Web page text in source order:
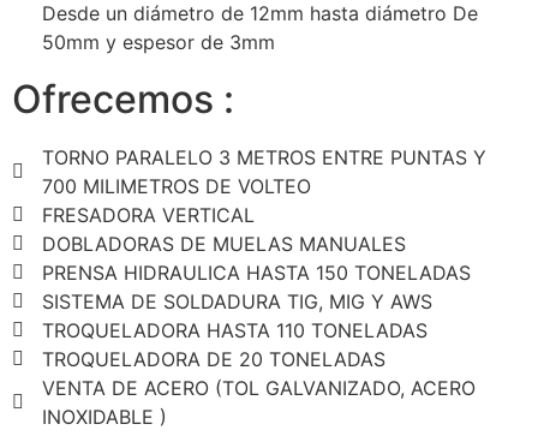
Desde un diámetro de 12mm hasta diámetro De
50mm y espesor de 3mm
Ofrecemos :
TORNO PARALELO 3 METROS ENTRE PUNTAS Y
700 MILIMETROS DE VOLTEO
FRESADORA VERTICAL
DOBLADORAS DE MUELAS MANUALES
PRENSA HIDRAULICA HASTA 150 TONELADAS
SISTEMA DE SOLDADURA TIG, MIG Y AWS
TROQUELADORA HASTA 110 TONELADAS
TROQUELADORA DE 20 TONELADAS
VENTA DE ACERO (TOL GALVANIZADO, ACERO
INOXIDABLE )